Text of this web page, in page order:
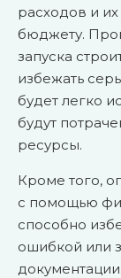
расходов и
бюджету.
запуска
избежать
будет легко
будут
ресурсы.
Кроме того,
с помощью
способно
ошибкой или
документации.